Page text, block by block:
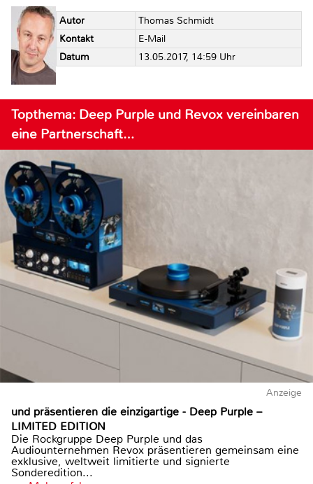
Autor
Thomas Schmidt
Kontakt
E-Mail
Datum
13.05.2017, 14:59 Uhr
Topthema: Deep Purple und Revox vereinbaren
eine Partnerschaft…
Anzeige
und präsentieren die einzigartige - Deep Purple –
LIMITED EDITION
Die Rockgruppe Deep Purple und das
Audiounternehmen Revox präsentieren gemeinsam eine
exklusive, weltweit limitierte und signierte
Sonderedition...